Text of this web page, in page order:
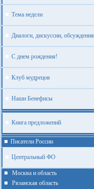
Тема недели
Диалоги, дискуссии, обсуждения
С днем рождения!
Клуб мудрецов
Наши Бенефисы
Книга предложений
Писатели России
Центральный ФО
Москва и область
Рязанская область